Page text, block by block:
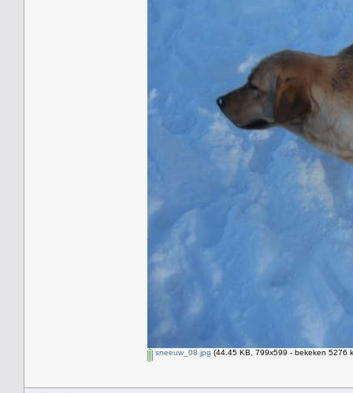
sneeuw_08.jpg (44.45 KB, 799x599 - bekeken 5276